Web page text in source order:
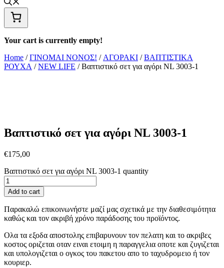
Your cart is currently empty!
Home /ΓΙΝΟΜΑΙ ΝΟΝΟΣ! / ΑΓΟΡΑΚΙ /ΒΑΠΤΙΣΤΙΚΑ
ΡΟΥΧΑ /NEW LIFE / Βαπτιστικό σετ για αγόρι NL 3003-1
Βαπτιστικό σετ για αγόρι NL 3003-1
€175,00
Βαπτιστικό σετ για αγόρι NL 3003-1 quantity
Add to cart
Παρακαλώ επικοινωνήστε μαζί μας σχετικά με την διαθεσιμότητα
καθώς και τον ακριβή χρόνο παράδοσης του προϊόντος.
Ολα τα εξοδα αποστολης επιβαρυνουν τον πελατη και το ακριβες
κοστος οριζεται οταν ειναι ετοιμη η παραγγελια οποτε και ζυγιζεται
και υπολογιζεται ο ογκος του πακετου απο το ταχυδρομειο ή τον
κουριερ.